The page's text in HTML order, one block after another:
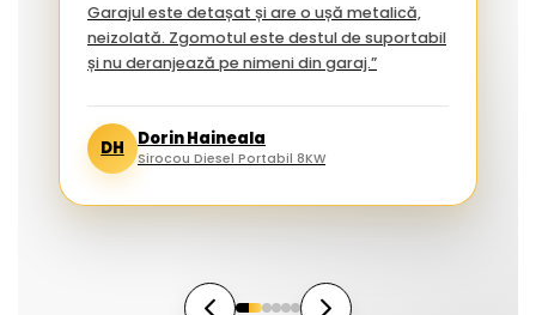
Garajul este detașat și are o ușă metalică,
neizolată. Zgomotul este destul de suportabil
și nu deranjează pe nimeni din garaj.”
DH Dorin Haineala
Sirocou Diesel Portabil 8KW